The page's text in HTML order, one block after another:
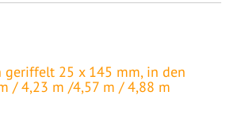
25 x 145 mm, in den
/ 4,23 m /4,57 m / 4,88 m